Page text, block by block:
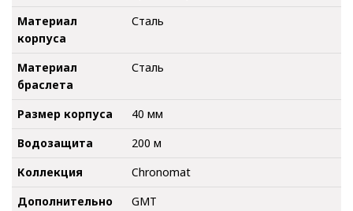
Материал
корпуса
Сталь
Материал
браслета
Сталь
Размер корпуса
40 мм
Водозащита
200 м
Коллекция
Chronomat
Дополнительно
GMT